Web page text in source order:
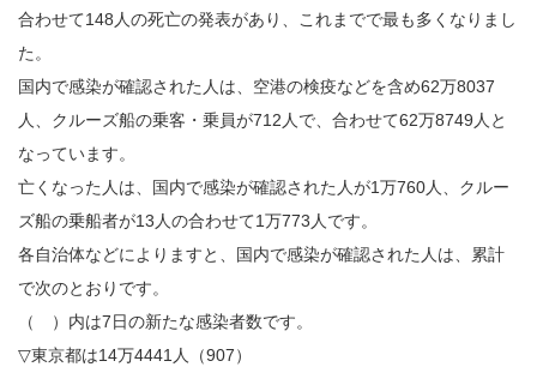
合わせて148人の死亡の発表があり、これまでで最も多くなりまし
た。
国内で感染が確認された人は、空港の検疫などを含め62万8037
人、クルーズ船の乗客・乗員が712人で、合わせて62万8749人と
なっています。
亡くなった人は、国内で感染が確認された人が1万760人、クルー
ズ船の乗船者が13人の合わせて1万773人です。
各自治体などによりますと、国内で感染が確認された人は、累計
で次のとおりです。
（ ）内は7日の新たな感染者数です。
▽東京都は14万4441人（907）